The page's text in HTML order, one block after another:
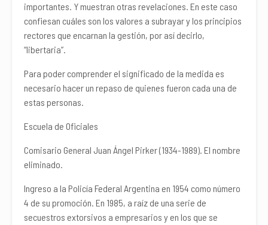
importantes. Y muestran otras revelaciones. En este caso
confiesan cuáles son los valores a subrayar y los principios
rectores que encarnan la gestión, por así decirlo,
“libertaria”.
Para poder comprender el significado de la medida es
necesario hacer un repaso de quienes fueron cada una de
estas personas.
Escuela de Oficiales
Comisario General Juan Ángel Pirker (1934-1989). El nombre
eliminado.
Ingreso a la Policía Federal Argentina en 1954 como número
4 de su promoción. En 1985, a raíz de una serie de
secuestros extorsivos a empresarios y en los que se